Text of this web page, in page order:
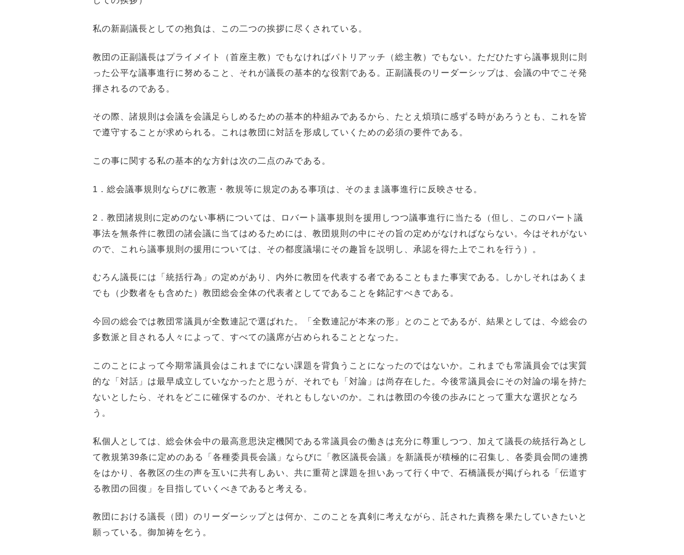
私の新副議長としての抱負は、この二つの挨拶に尽くされている。
教団の正副議長はプライメイト（首座主教）でもなければパトリアッチ（総主教）でもない。ただひたすら議事規則に則
った公平な議事進行に努めること、それが議長の基本的な役割である。正副議長のリーダーシップは、会議の中でこそ発
揮されるのである。
その際、諸規則は会議を会議足らしめるための基本的枠組みであるから、たとえ煩瑣に感ずる時があろうとも、これを皆
で遵守することが求められる。これは教団に対話を形成していくための必須の要件である。
この事に関する私の基本的な方針は次の二点のみである。
1 ．総会議事規則ならびに教憲・教規等に規定のある事項は、そのまま議事進行に反映させる。
2 ．教団諸規則に定めのない事柄については、ロバート議事規則を援用しつつ議事進行に当たる（但し、このロバート議
事法を無条件に教団の諸会議に当てはめるためには、教団規則の中にその旨の定めがなければならない。今はそれがない
ので、これら議事規則の援用については、その都度議場にその趣旨を説明し、承認を得た上でこれを行う）。
むろん議長には「統括行為」の定めがあり、内外に教団を代表する者であることもまた事実である。しかしそれはあくま
でも（少数者をも含めた）教団総会全体の代表者としてであることを銘記すべきである。
今回の総会では教団常議員が全数連記で選ばれた。「全数連記が本来の形」とのことであるが、結果としては、今総会の
多数派と目される人々によって、すべての議席が占められることとなった。
このことによって今期常議員会はこれまでにない課題を背負うことになったのではないか。これまでも常議員会では実質
的な「対話」は最早成立していなかったと思うが、それでも「対論」は尚存在した。今後常議員会にその対論の場を持た
ないとしたら、それをどこに確保するのか、それともしないのか。これは教団の今後の歩みにとって重大な選択となろ
う。
私個人としては、総会休会中の最高意思決定機関である常議員会の働きは充分に尊重しつつ、加えて議長の統括行為とし
て教規第39条に定めのある「各種委員長会議」ならびに「教区議長会議」を新議長が積極的に召集し、各委員会間の連携
をはかり、各教区の生の声を互いに共有しあい、共に重荷と課題を担いあって行く中で、石橋議長が掲げられる「伝道す
る教団の回復」を目指していくべきであると考える。
教団における議長（団）のリーダーシップとは何か、このことを真剣に考えながら、託された責務を果たしていきたいと
願っている。御加祷を乞う。